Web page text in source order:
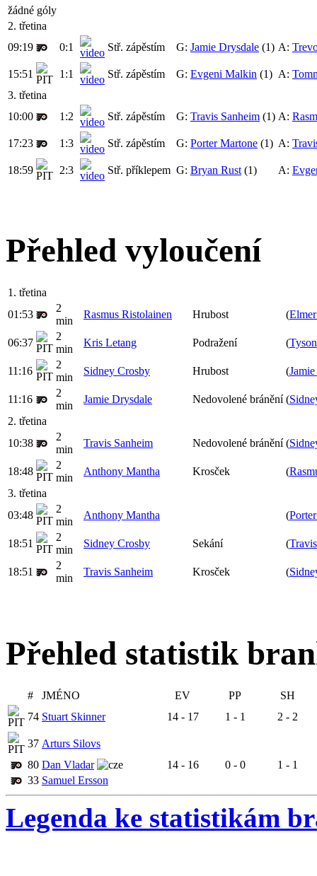
žádné góly
2. třetina
09:19
0:1 Stř. zápěstím G: Jamie Drysdale (1) A:
15:51 1:1 Stř. zápěstím G: Evgeni Malkin (1) A:
3. třetina
10:00
1:2 Stř. zápěstím G: Travis Sanheim (1) A:
17:23 1:3 Stř. zápěstím G: Porter Martone (1) A:
18:59 2:3 Stř. příklepem G: Bryan Rust (1) A:
Přehled vyloučení
1. třetina
01:53
2
min
Rasmus Ristolainen Hrubost (
06:37
2
min
Kris Letang Podražení (
11:16
2
min
Sidney Crosby Hrubost (
11:16
2
min
Jamie Drysdale Nedovolené bránění (
2. třetina
10:38
2
min
Travis Sanheim Nedovolené bránění (
18:48
2
min
Anthony Mantha Krosček (
3. třetina
03:48
2
min
Anthony Mantha (
18:51
2
min
Sidney Crosby Sekání (
18:51
2
min
Travis Sanheim Krosček (
Přehled statistik
# JMÉNO EV PP
SH
74 Stuart Skinner 14 - 17 1 - 1 2 - 2
37 Arturs Silovs
80 Dan Vladar 14 - 16 0 - 0
1 - 1
33 Samuel Ersson
Legenda ke statistikám